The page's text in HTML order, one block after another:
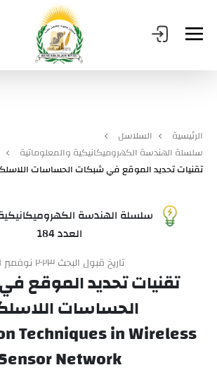
الرئيسية
السلاسل
سلسلة الهندسة الكهروميكانيكية والمعلوماتية
تقنيات تحديد الموقع في شبكات الحساسات
سلسلة الهندسة
العدد 184
تاريخ قبول البحث ٢٠٢٣ نوفمبر ٠٦
تقنيات تحديد الموقع
الحساسات
Techniques in Wireless
Network